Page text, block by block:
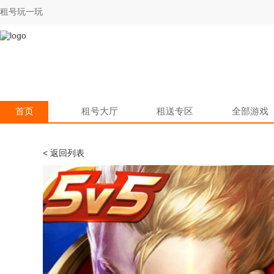
租号玩一玩
首页 租号大厅 租送专区 全部游戏
< 返回列表